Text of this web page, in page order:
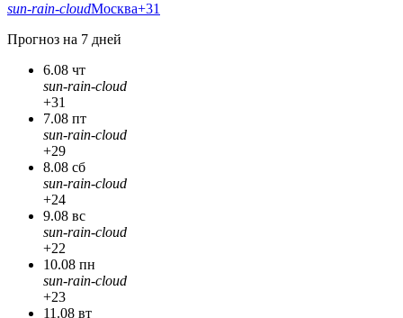
sun-rain-cloudМосква+31
Прогноз на 7 дней
6.08 чт
sun-rain-cloud
+31
7.08 пт
sun-rain-cloud
+29
8.08 сб
sun-rain-cloud
+24
9.08 вс
sun-rain-cloud
+22
10.08 пн
sun-rain-cloud
+23
11.08 вт